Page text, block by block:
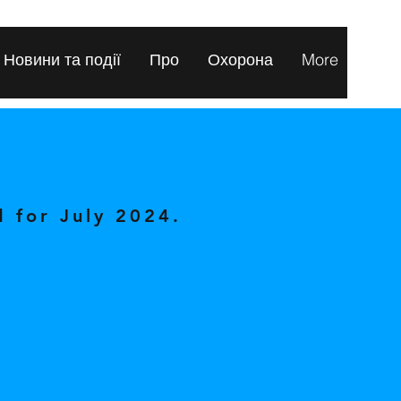
Новини та події Про Охорона More
for July 2024.